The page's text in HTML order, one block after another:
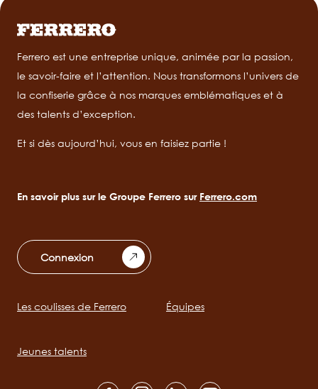
Ferrero est une entreprise unique, animée par la passion,
le savoir-faire et l’attention. Nous transformons l’univers de
la confiserie grâce à nos marques emblématiques et à
des talents d’exception.
Et si dès aujourd’hui, vous en faisiez partie !
En savoir plus sur le Groupe Ferrero sur Ferrero.com
Connexion
Main
Les coulisses de Ferrero Équipes
Jeunes talents